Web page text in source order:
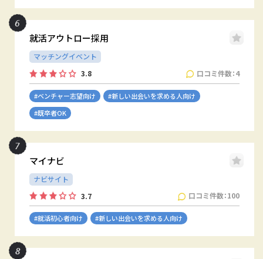
就活アウトロー採用
マッチングイベント
3.8
口コミ件数：4
#ベンチャー志望向け
#新しい出会いを求める人向け
#既卒者OK
マイナビ
ナビサイト
3.7
口コミ件数：100
#就活初心者向け #新しい出会いを求める人向け